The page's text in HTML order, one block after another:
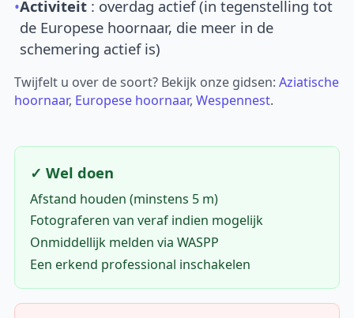
•Activiteit : overdag actief (in tegenstelling tot
de Europese hoornaar, die meer in de
schemering actief is)
Twijfelt u over de soort? Bekijk onze gidsen:Aziatische
hoornaar, Europese hoornaar,Wespennest.
✓ Wel doen
Afstand houden (minstens 5 m)
Fotograferen van veraf indien mogelijk
Onmiddellijk melden via WASPP
Een erkend professional inschakelen